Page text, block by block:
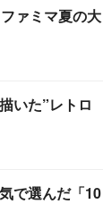
ァミマ夏の大
いた”レトロ
で選んだ「10